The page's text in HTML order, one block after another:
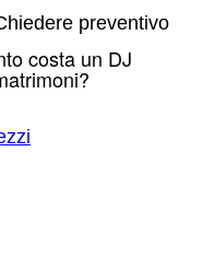
preventivo
costa un DJ